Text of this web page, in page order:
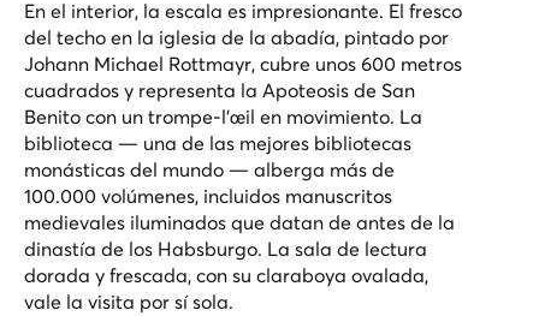
En el interior, la escala es impresionante. El fresco
del techo en la iglesia de la abadía, pintado por
Johann Michael Rottmayr, cubre unos 600 metros
cuadrados y representa la Apoteosis de San
Benito con un trompe-l'œil en movimiento. La
biblioteca — una de las mejores bibliotecas
monásticas del mundo — alberga más de
100.000 volúmenes, incluidos manuscritos
medievales iluminados que datan de antes de la
dinastía de los Habsburgo. La sala de lectura
dorada y frescada, con su claraboya ovalada,
vale la visita por sí sola.